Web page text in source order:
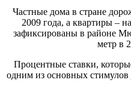
Частные дома в стране
2009 года, а квартиры –
зафиксированы в районе
метр в
Процентные ставки,
одним из основных